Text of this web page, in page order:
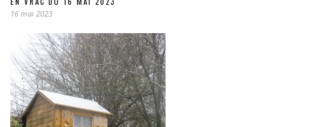
16 mai 2023